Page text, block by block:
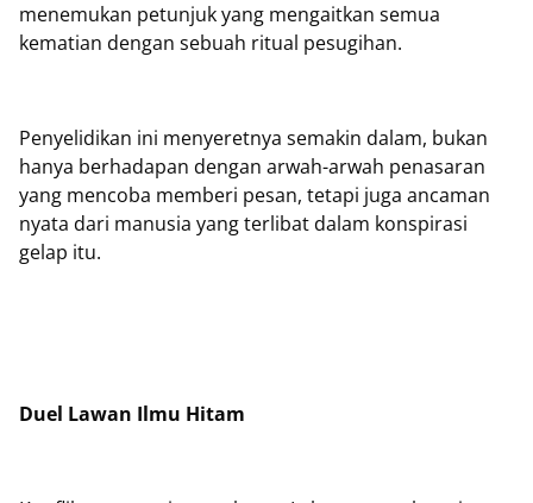
menemukan petunjuk yang mengaitkan semua
kematian dengan sebuah ritual pesugihan.
Penyelidikan ini menyeretnya semakin dalam, bukan
hanya berhadapan dengan arwah-arwah penasaran
yang mencoba memberi pesan, tetapi juga ancaman
nyata dari manusia yang terlibat dalam konspirasi
gelap itu.
Duel Lawan Ilmu Hitam